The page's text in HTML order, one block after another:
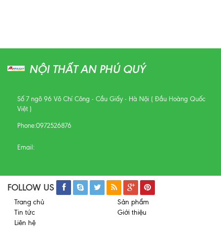
NỘI THẤT AN PHÚ QUÝ
Số 7 ngõ 96 Võ Chí Công - Cầu Giấy - Hà Nội ( Đầu Hoàng Quốc
Việt )
Phone:0972526876
Email:
FOLLOW US
Trang chủ
Sản phẩm
Tin tức
Giới thiệu
Liên hệ